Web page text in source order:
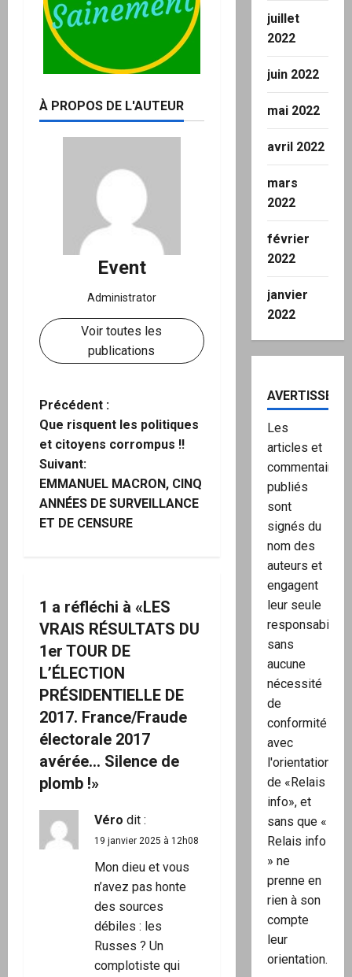
À PROPOS DE L'AUTEUR
Event
Administrator
Voir toutes les
publications
N
a
v
i
t
i
o
n
d
’
a
r
Précédent :
Que risquent les politiques
et citoyens corrompus !!
Suivant:
EMMANUEL MACRON, CINQ
ANNÉES DE SURVEILLANCE
ET DE CENSURE
1 a réfléchi à «LES
VRAIS RÉSULTATS DU
1er TOUR DE
L’ÉLECTION
PRÉSIDENTIELLE DE
2017. France/Fraude
électorale 2017
avérée… Silence de
plomb !»
Véro dit :
19 janvier 2025 à 12h08
Mon dieu et vous
n’avez pas honte
des sources
débiles : les
Russes ? Un
complotiste qui
juillet
2022
juin 2022
mai 2022
avril 2022
mars
2022
février
2022
janvier
2022
Les
articles et
commentaires
publiés
sont
signés du
nom des
auteurs et
engagent
leur seule
responsabilité,
sans
aucune
nécessité
de
conformité
avec
l'orientation
de «Relais
info», et
sans que «
Relais info
» ne
prenne en
rien à son
compte
leur
orientation.